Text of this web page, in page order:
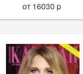
от 16030 p